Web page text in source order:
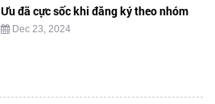
Ưu đã cực sốc khi đăng ký theo nhóm
Dec 23, 2024